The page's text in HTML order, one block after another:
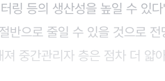
링 등의 생산성을 높일 수 있
반으로 줄일 수 있을 것으로
중간관리자 층은 점차 더 얇